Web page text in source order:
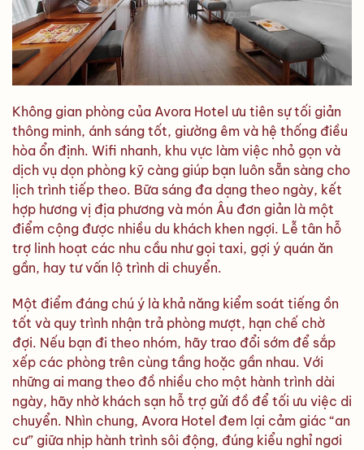
Không gian phòng của Avora Hotel ưu tiên sự tối giản
thông minh, ánh sáng tốt, giường êm và hệ thống điều
hòa ổn định. Wifi nhanh, khu vực làm việc nhỏ gọn và
dịch vụ dọn phòng kỹ càng giúp bạn luôn sẵn sàng cho
lịch trình tiếp theo. Bữa sáng đa dạng theo ngày, kết
hợp hương vị địa phương và món Âu đơn giản là một
điểm cộng được nhiều du khách khen ngợi. Lễ tân hỗ
trợ linh hoạt các nhu cầu như gọi taxi, gợi ý quán ăn
gần, hay tư vấn lộ trình di chuyển.
Một điểm đáng chú ý là khả năng kiểm soát tiếng ồn
tốt và quy trình nhận trả phòng mượt, hạn chế chờ
đợi. Nếu bạn đi theo nhóm, hãy trao đổi sớm để sắp
xếp các phòng trên cùng tầng hoặc gần nhau. Với
những ai mang theo đồ nhiều cho một hành trình dài
ngày, hãy nhờ khách sạn hỗ trợ gửi đồ để tối ưu việc di
chuyển. Nhìn chung, Avora Hotel đem lại cảm giác “an
cư” giữa nhịp hành trình sôi động, đúng kiểu nghỉ ngơi